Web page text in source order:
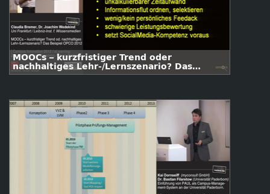
MOOCs – kurzfristiger Trend oder
nachhaltiges Lehr-/Lernszenario? Das
Beispiel OPCO 2012